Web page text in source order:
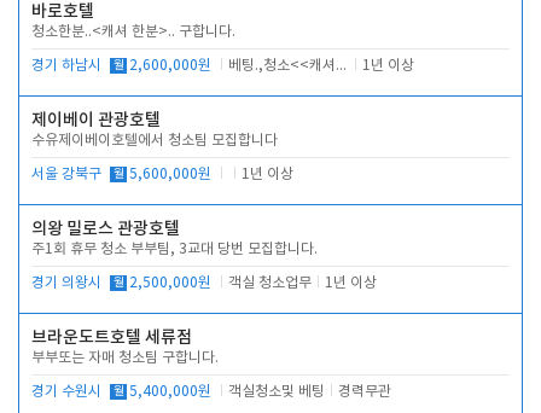
바로호텔
청소한분..<캐셔 한분>.. 구합니다.
경기 하남시 월 2,600,000원 베팅.,청소<<캐셔 모셔봅니다. 1년 이상
제이베이 관광호텔
수유제이베이호텔에서 청소팀 모집합니다
서울 강북구 월 5,600,000원 1년 이상
의왕 밀로스 관광호텔
주1회 휴무 청소 부부팀, 3교대 당번 모집합니다.
경기 의왕시 월 2,500,000원 객실 청소업무 1년 이상
브라운도트호텔 세류점
부부또는 자매 청소팀 구합니다.
경기 수원시 월 5,400,000원 객실청소및 베팅 경력무관